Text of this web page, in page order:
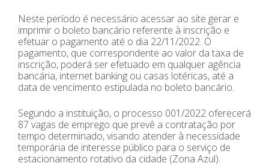
Neste período é necessário acessar ao site gerar e
imprimir o boleto bancário referente à inscrição e
efetuar o pagamento até o dia 22/11/2022. O
pagamento, que correspondente ao valor da taxa de
inscrição, poderá ser efetuado em qualquer agência
bancária, internet banking ou casas lotéricas, até a
data de vencimento estipulada no boleto bancário.
Segundo a instituição, o processo 001/2022 oferecerá
87 vagas de emprego que prevê a contratação por
tempo determinado, visando atender à necessidade
temporária de interesse público para o serviço de
estacionamento rotativo da cidade (Zona Azul).